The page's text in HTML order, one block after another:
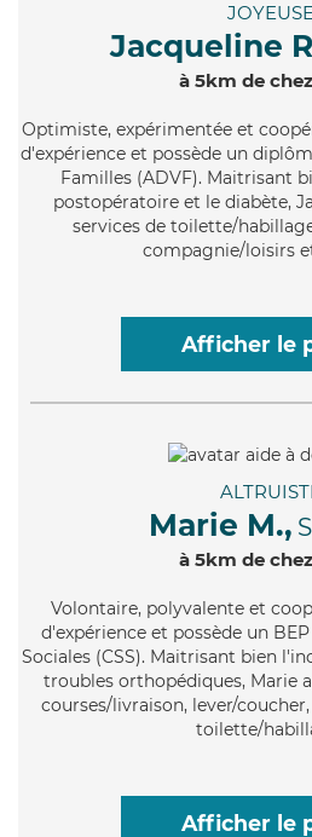
Jacqueline
à 5km de
Optimiste, expérimentée et
d'expérience et possède un
Familles (ADVF). Maitrisant
postopératoire et le diabète,
services de toilette/
compagnie/loisirs
Afficher le
Marie M.,
à 5km de
Volontaire, polyvalente et
d'expérience et possède un
Sociales (CSS). Maitrisant bien
troubles orthopédiques, Marie
courses/livraison, lever/
toilette/
Afficher le